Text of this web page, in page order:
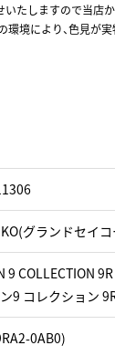
たしますので当店
環境により、色見
グランドセイ
9 COLLECTION
9 コレクション
0AB0)